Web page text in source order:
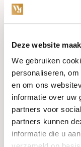
Deze website
We gebruiken
personaliseren,
en om ons
informatie over uw
partners voor
partners kunnen
informatie die u